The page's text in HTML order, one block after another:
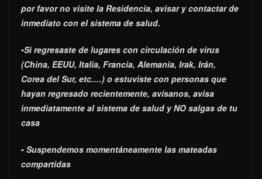
por favor no visite la Residencia, avisar y contactar de
inmediato con el sistema de salud.
▪Si regresaste de lugares con circulación de virus
(China, EEUU, Italia, Francia, Alemania, Irak, Irán,
Corea del Sur, etc.…) o estuviste con personas que
hayan regresado recientemente, avísanos, avisa
inmediatamente al sistema de salud y NO salgas de tu
casa
▪ Suspendemos momentáneamente las mateadas
compartidas